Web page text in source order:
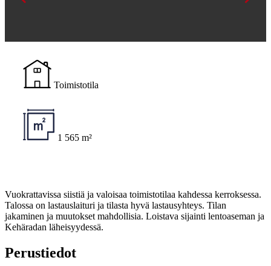
Toimistotila
1 565 m²
Vuokrattavissa siistiä ja valoisaa toimistotilaa kahdessa kerroksessa.
Talossa on lastauslaituri ja tilasta hyvä lastausyhteys. Tilan
jakaminen ja muutokset mahdollisia. Loistava sijainti lentoaseman ja
Kehäradan läheisyydessä.
Perustiedot